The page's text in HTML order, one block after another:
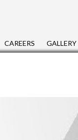
CAREERS GALLERY